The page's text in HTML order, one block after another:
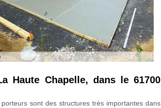
Haute Chapelle, dans le 61700
sont des structures très importantes dans